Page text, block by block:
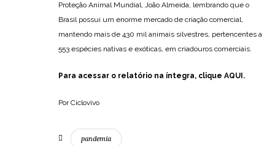
Proteção Animal Mundial, João Almeida, lembrando que o
Brasil possui um enorme mercado de criação comercial,
mantendo mais de 430 mil animais silvestres, pertencentes a
553 espécies nativas e exóticas, em criadouros comerciais.
Para acessar o relatório na íntegra, clique AQUI.
Por Ciclovivo
pandemia